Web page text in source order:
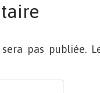
pas publiée.